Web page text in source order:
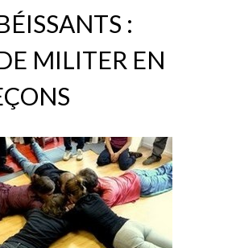
:
MILITER EN